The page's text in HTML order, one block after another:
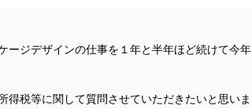
ージデザインの仕事を１年と半年ほど続けて今年
税等に関して質問させていただきたいと思いま